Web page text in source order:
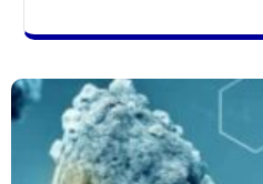
:
caroténoïde
aux
puissantes
propriétés
protectrices